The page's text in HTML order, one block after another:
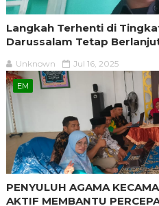
Langkah Terhenti di
Darussalam Tetap
Unknown Jul 16, 2025
EM
PENYULUH AGAMA
AKTIF MEMBANTU